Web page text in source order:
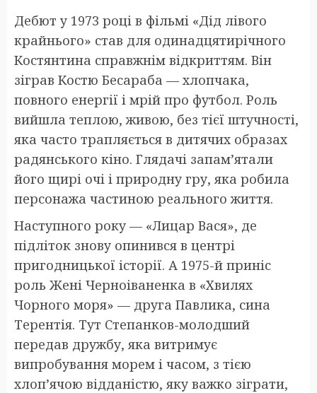
Дебют у 1973 році в фільмі «Дід лівого
крайнього» став для одинадцятирічного
Костянтина справжнім відкриттям. Він
зіграв Костю Бесараба — хлопчака,
повного енергії і мрій про футбол. Роль
вийшла теплою, живою, без тієї штучності,
яка часто трапляється в дитячих образах
радянського кіно. Глядачі запам’ятали
його щирі очі і природну гру, яка робила
персонажа частиною реального життя.
Наступного року — «Лицар Вася», де
підліток знову опинився в центрі
пригодницької історії. А 1975-й приніс
роль Жені Черноіваненка в «Хвилях
Чорного моря» — друга Павлика, сина
Терентія. Тут Степанков-молодший
передав дружбу, яка витримує
випробування морем і часом, з тією
хлоп’ячою відданістю, яку важко зіграти,